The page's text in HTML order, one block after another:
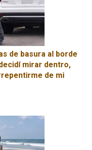
de basura al borde
mirar dentro,
de mi